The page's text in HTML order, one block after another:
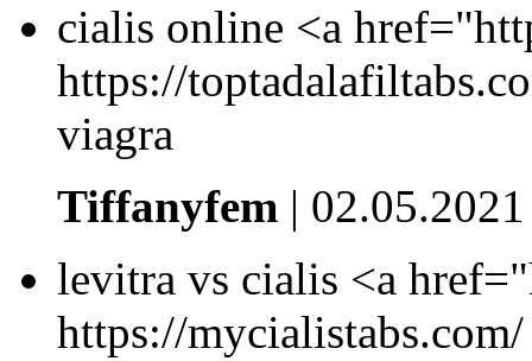
cialis online <a
https://
viagra
Tiffanyfem |
levitra vs cialis <a
https://